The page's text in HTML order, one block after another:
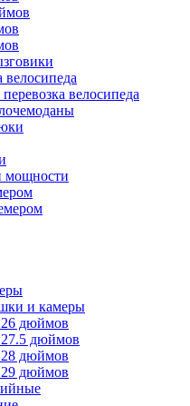
велосипеда
велосипеда
мощности
и камеры
дюймов
дюймов
дюймов
дюймов